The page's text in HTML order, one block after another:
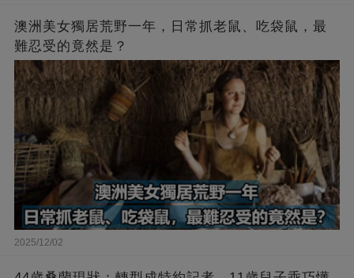
澳洲美女獨居荒野一年，日常抓老鼠、吃袋鼠，最
難忍受的竟然是？
2025/12/02